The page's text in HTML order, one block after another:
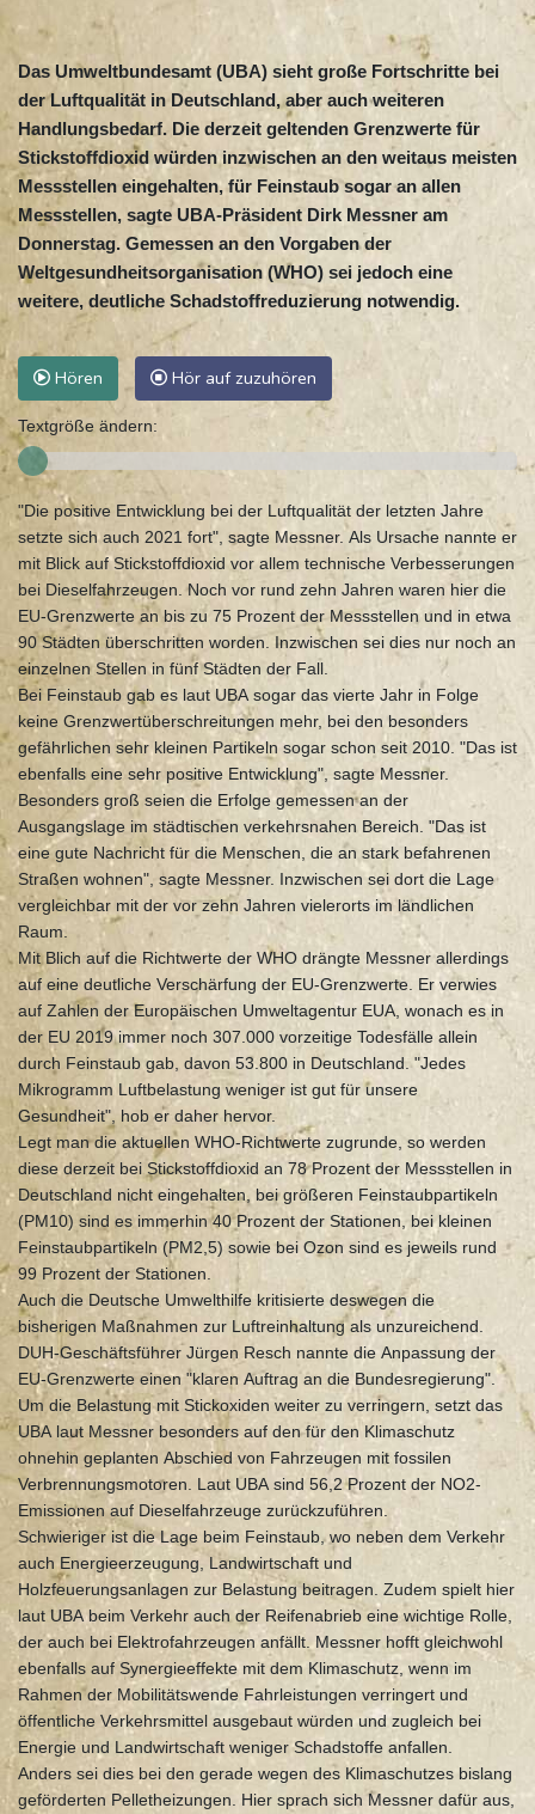
Das Umweltbundesamt (UBA) sieht große Fortschritte bei
der Luftqualität in Deutschland, aber auch weiteren
Handlungsbedarf. Die derzeit geltenden Grenzwerte für
Stickstoffdioxid würden inzwischen an den weitaus meisten
Messstellen eingehalten, für Feinstaub sogar an allen
Messstellen, sagte UBA-Präsident Dirk Messner am
Donnerstag. Gemessen an den Vorgaben der
Weltgesundheitsorganisation (WHO) sei jedoch eine
weitere, deutliche Schadstoffreduzierung notwendig.
Hören Hör auf zuzuhören
Textgröße ändern:
"Die positive Entwicklung bei der Luftqualität der letzten Jahre
setzte sich auch 2021 fort", sagte Messner. Als Ursache nannte er
mit Blick auf Stickstoffdioxid vor allem technische Verbesserungen
bei Dieselfahrzeugen. Noch vor rund zehn Jahren waren hier die
EU-Grenzwerte an bis zu 75 Prozent der Messstellen und in etwa
90 Städten überschritten worden. Inzwischen sei dies nur noch an
einzelnen Stellen in fünf Städten der Fall.
Bei Feinstaub gab es laut UBA sogar das vierte Jahr in Folge
keine Grenzwertüberschreitungen mehr, bei den besonders
gefährlichen sehr kleinen Partikeln sogar schon seit 2010. "Das ist
ebenfalls eine sehr positive Entwicklung", sagte Messner.
Besonders groß seien die Erfolge gemessen an der
Ausgangslage im städtischen verkehrsnahen Bereich. "Das ist
eine gute Nachricht für die Menschen, die an stark befahrenen
Straßen wohnen", sagte Messner. Inzwischen sei dort die Lage
vergleichbar mit der vor zehn Jahren vielerorts im ländlichen
Raum.
Mit Blich auf die Richtwerte der WHO drängte Messner allerdings
auf eine deutliche Verschärfung der EU-Grenzwerte. Er verwies
auf Zahlen der Europäischen Umweltagentur EUA, wonach es in
der EU 2019 immer noch 307.000 vorzeitige Todesfälle allein
durch Feinstaub gab, davon 53.800 in Deutschland. "Jedes
Mikrogramm Luftbelastung weniger ist gut für unsere
Gesundheit", hob er daher hervor.
Legt man die aktuellen WHO-Richtwerte zugrunde, so werden
diese derzeit bei Stickstoffdioxid an 78 Prozent der Messstellen in
Deutschland nicht eingehalten, bei größeren Feinstaubpartikeln
(PM10) sind es immerhin 40 Prozent der Stationen, bei kleinen
Feinstaubpartikeln (PM2,5) sowie bei Ozon sind es jeweils rund
99 Prozent der Stationen.
Auch die Deutsche Umwelthilfe kritisierte deswegen die
bisherigen Maßnahmen zur Luftreinhaltung als unzureichend.
DUH-Geschäftsführer Jürgen Resch nannte die Anpassung der
EU-Grenzwerte einen "klaren Auftrag an die Bundesregierung".
Um die Belastung mit Stickoxiden weiter zu verringern, setzt das
UBA laut Messner besonders auf den für den Klimaschutz
ohnehin geplanten Abschied von Fahrzeugen mit fossilen
Verbrennungsmotoren. Laut UBA sind 56,2 Prozent der NO2-
Emissionen auf Dieselfahrzeuge zurückzuführen.
Schwieriger ist die Lage beim Feinstaub, wo neben dem Verkehr
auch Energieerzeugung, Landwirtschaft und
Holzfeuerungsanlagen zur Belastung beitragen. Zudem spielt hier
laut UBA beim Verkehr auch der Reifenabrieb eine wichtige Rolle,
der auch bei Elektrofahrzeugen anfällt. Messner hofft gleichwohl
ebenfalls auf Synergieeffekte mit dem Klimaschutz, wenn im
Rahmen der Mobilitätswende Fahrleistungen verringert und
öffentliche Verkehrsmittel ausgebaut würden und zugleich bei
Energie und Landwirtschaft weniger Schadstoffe anfallen.
Anders sei dies bei den gerade wegen des Klimaschutzes bislang
geförderten Pelletheizungen. Hier sprach sich Messner dafür aus,